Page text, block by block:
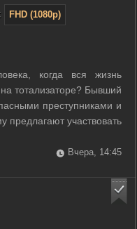
FHD (1080p)
когда вся жизнь
тотализаторе? Бывший
преступниками и
предлагают участвовать
городе. Правила
доставить ценный груз в
Вчера, 14:45